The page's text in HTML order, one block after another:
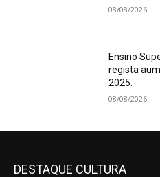
08/08/2026
Ensino
regista
2025.
08/08/2026
DESTAQUE CULTURA